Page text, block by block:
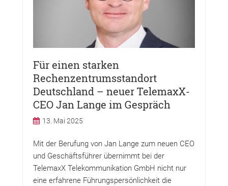
Für einen starken
Rechenzentrumsstandort
Deutschland – neuer TelemaxX-
CEO Jan Lange im Gespräch
13. Mai 2025
Mit der Berufung von Jan Lange zum neuen CEO
und Geschäftsführer übernimmt bei der
TelemaxX Telekommunikation GmbH nicht nur
eine erfahrene Führungspersönlichkeit die